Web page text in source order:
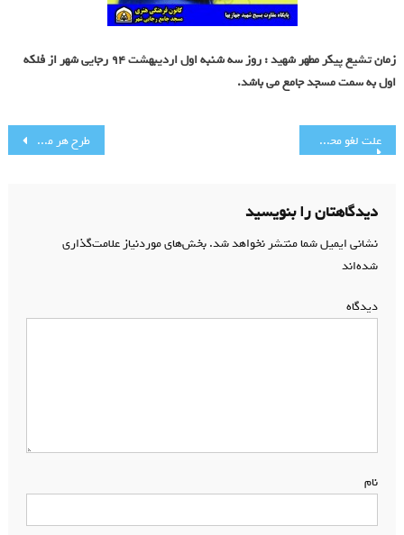
زمان تشیع پیکر مطهر شهید : روز سه شنبه اول اردیبهشت 94 رجایی شهر از فلکه
اول به سمت مسجد جامع می باشد.
راهبری
طرح هر مسجد يک وکيل در يزد اجرا مي‌شود علت لغو محل تدفین شهید گرانقدر محسن کمالی دهقان
دیدگاهتان را بنویسید
نشانی ایمیل شما منتشر نخواهد شد.بخش‌های موردنیاز علامت‌گذاری
شده‌اند
دیدگاه
نام